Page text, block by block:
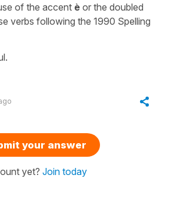
of the accent è or the doubled
verbs following the 1990 Spelling
your answer
yet? Join today